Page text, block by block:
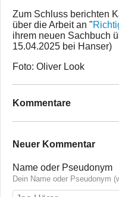
Zum Schluss berichten
über die Arbeit an "
ihrem neuen Sachbuch
15.04.2025 bei Hanser)
Foto: Oliver Look
Kommentare
Neuer Kommentar
Name oder Pseudonym
Dein Name oder Pseudonym